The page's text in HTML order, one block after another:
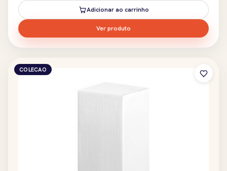
Adicionar ao carrinho
Ver produto
COLECAO